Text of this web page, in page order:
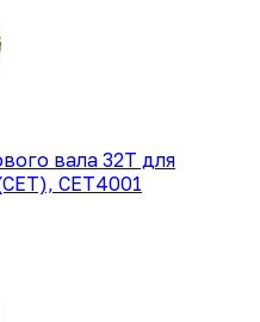
вала 32T для
CET4001